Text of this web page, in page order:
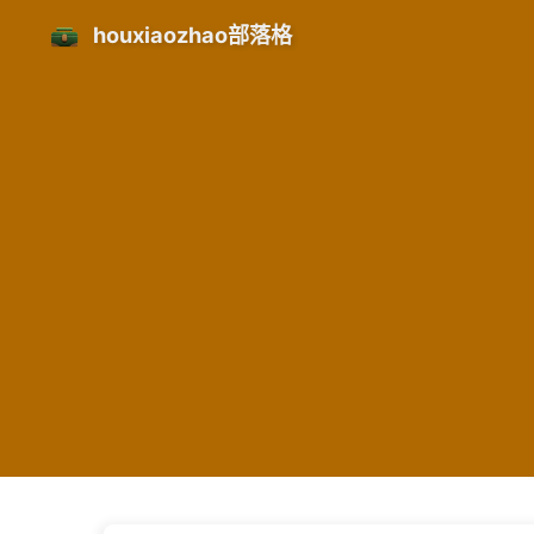
houxiaozhao部落格